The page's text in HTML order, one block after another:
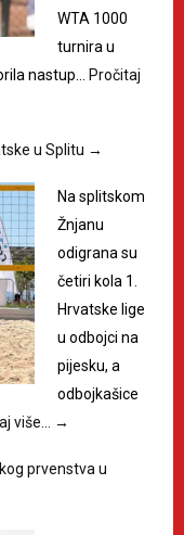
WTA 1000
turnira u
nastup…
Pročitaj
u Splitu →
Na splitskom
Žnjanu
odigrana su
četiri kola 1.
Hrvatske lige
u odbojci na
pijesku, a
odbojkašice
više… →
prvenstva u